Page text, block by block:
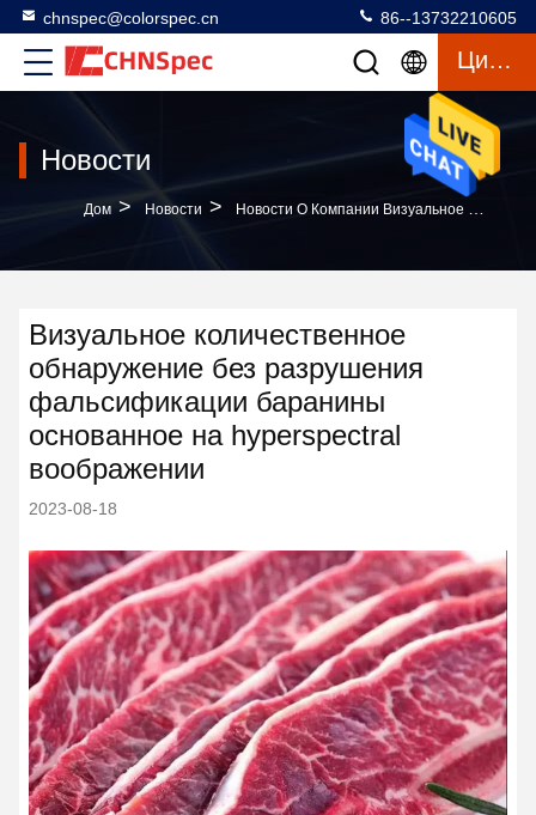
chnspec@colorspec.cn 86--13732210605
Цитата
Новости
Дом > Новости > Новости О Компании Визуальное Количественное Обнаружение Без Разрушения Фальсификации Баранины Основанное На Hyperspectral Воображении
Визуальное количественное
обнаружение без разрушения
фальсификации баранины
основанное на hyperspectral
воображении
2023-08-18